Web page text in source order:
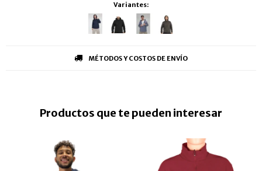
Variantes:
MÉTODOS Y COSTOS DE ENVÍO
Productos que te pueden interesar